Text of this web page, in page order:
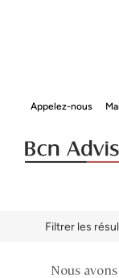
Appelez-nous
Explorez notre
Filtrer les
Nous